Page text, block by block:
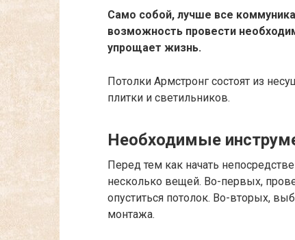
Само собой, лучше все
возможность провести
упрощает жизнь.
Потолки Армстронг состоят из
плитки и светильников.
Необходимые
Перед тем как начать
несколько вещей. Во-первых,
опуститься потолок. Во-вторых,
монтажа.